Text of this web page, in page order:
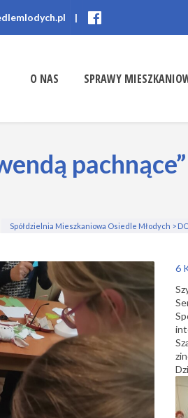
|
O NAS SPRAWY
Spółdzielnia Mieszkaniowa Osiedle Młodych >
6